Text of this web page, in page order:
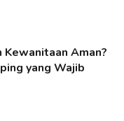
Kewanitaan Aman?
yang Wajib